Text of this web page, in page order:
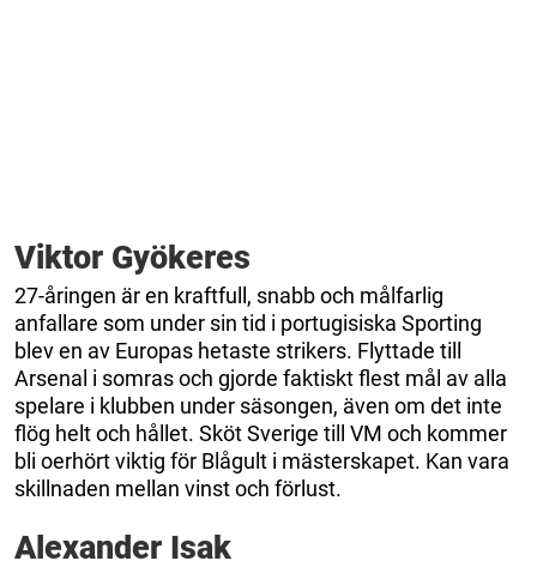
Viktor Gyökeres
27-åringen är en kraftfull, snabb och målfarlig
anfallare som under sin tid i portugisiska Sporting
blev en av Europas hetaste strikers. Flyttade till
Arsenal i somras och gjorde faktiskt flest mål av alla
spelare i klubben under säsongen, även om det inte
flög helt och hållet. Sköt Sverige till VM och kommer
bli oerhört viktig för Blågult i mästerskapet. Kan vara
skillnaden mellan vinst och förlust.
Alexander Isak